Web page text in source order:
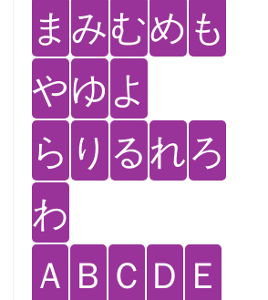
ま みむめ も
やゆ よ
ら り るれろ
わ
Ａ Ｂ Ｃ Ｄ Ｅ